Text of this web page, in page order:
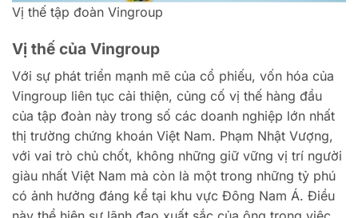
Vị thế tập đoàn Vingroup
Vị thế của Vingroup
Với sự phát triển mạnh mẽ của cổ phiếu, vốn hóa của
Vingroup liên tục cải thiện, củng cố vị thế hàng đầu
của tập đoàn này trong số các doanh nghiệp lớn nhất
thị trường chứng khoán Việt Nam. Phạm Nhật Vượng,
với vai trò chủ chốt, không những giữ vững vị trí người
giàu nhất Việt Nam mà còn là một trong những tỷ phú
có ảnh hưởng đáng kể tại khu vực Đông Nam Á. Điều